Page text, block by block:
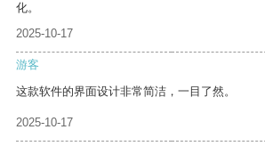
化。
2025-10-17
游客
这款软件的界面设计非常简洁，一目了然。
2025-10-17